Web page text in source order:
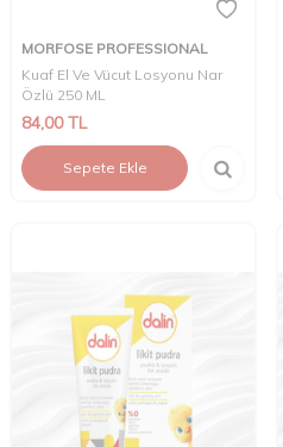
MORFOSE PROFESSIONAL
Kuaf El Ve Vücut Losyonu Nar
Özlü 250 ML
84,00TL
Sepete Ekle